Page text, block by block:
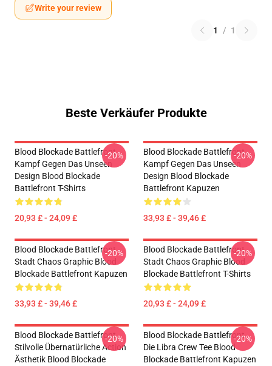
Write your review
1 / 1
Beste Verkäufer Produkte
Blood Blockade Battlefront
Kampf Gegen Das Unseen
Design Blood Blockade
Battlefront T-Shirts
20,93 £ - 24,09 £
-20%
Blood Blockade Battlefront
Kampf Gegen Das Unseen
Design Blood Blockade
Battlefront Kapuzen
33,93 £ - 39,46 £
-20%
Blood Blockade Battlefront
Stadt Chaos Graphic Blood
Blockade Battlefront Kapuzen
33,93 £ - 39,46 £
-20%
Blood Blockade Battlefront
Stadt Chaos Graphic Blood
Blockade Battlefront T-Shirts
20,93 £ - 24,09 £
-20%
Blood Blockade Battlefront
Stilvolle Übernatürliche Action
Ästhetik Blood Blockade
-20%
Blood Blockade Battlefront
Die Libra Crew Tee Blood
Blockade Battlefront Kapuzen
-20%